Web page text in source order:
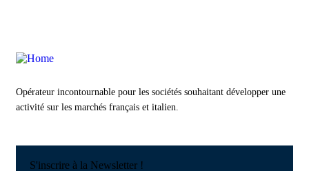
Opérateur incontournable pour les sociétés souhaitant développer une
activité sur les marchés français et italien.
S'inscrire à la Newsletter !